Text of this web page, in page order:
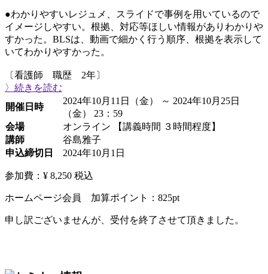
●わかりやすいレジュメ、スライドで事例を用いているので
イメージしやすい。根拠、対応等ほしい情報がありわかりや
すかった。BLSは、動画で細かく行う順序、根拠を表示して
いてわかりやすかった。
〔看護師 職歴 2年〕
〉続きを読む
開催日時
2024年10月11日（金） ～ 2024年10月25日
（金） 23：59
会場
オンライン 【講義時間 ３時間程度】
講師
谷島雅子
申込締切日
2024年10月1日
参加費：¥ 8,250 税込
ホームページ会員 加算ポイント： 825pt
申し訳ございませんが、受付を終了させて頂きました。